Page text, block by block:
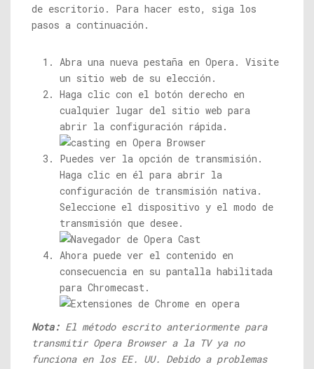
de escritorio. Para hacer esto, siga los
pasos a continuación.
Abra una nueva pestaña en Opera. Visite
un sitio web de su elección.
Haga clic con el botón derecho en
cualquier lugar del sitio web para
abrir la configuración rápida.
Puedes ver la opción de transmisión.
Haga clic en él para abrir la
configuración de transmisión nativa.
Seleccione el dispositivo y el modo de
transmisión que desee.
Ahora puede ver el contenido en
consecuencia en su pantalla habilitada
para Chromecast.
Nota: El método escrito anteriormente para
transmitir Opera Browser a la TV ya no
funciona en los EE. UU. Debido a problemas